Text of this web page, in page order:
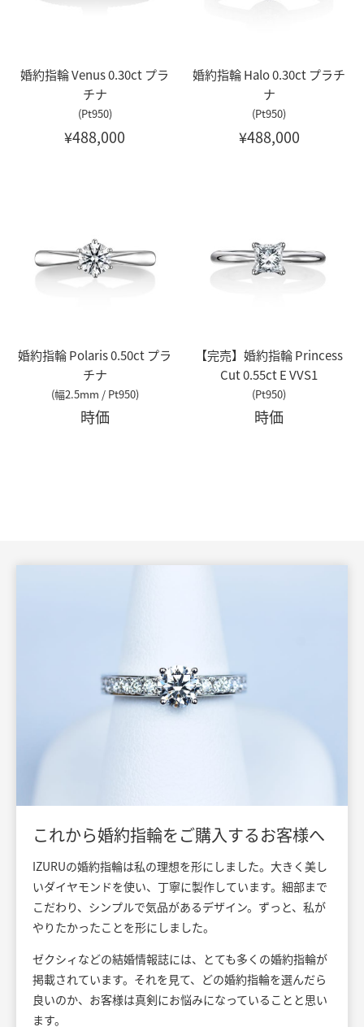
婚約指輪 Venus 0.30ct プラ
チナ
(Pt950)
¥488,000
婚約指輪 Halo 0.30ct プラチ
ナ
(Pt950)
¥488,000
婚約指輪 Polaris 0.50ct プラ
チナ
(幅2.5mm / Pt950)
時価
【完売】婚約指輪 Princess
Cut 0.55ct E VVS1
(Pt950)
時価
これから婚約指輪をご購入するお客様へ
IZURUの婚約指輪は私の理想を形にしました。大きく美し
いダイヤモンドを使い、丁寧に製作しています。細部まで
こだわり、シンプルで気品があるデザイン。ずっと、私が
やりたかったことを形にしました。
ゼクシィなどの結婚情報誌には、とても多くの婚約指輪が
掲載されています。それを見て、どの婚約指輪を選んだら
良いのか、お客様は真剣にお悩みになっていることと思い
ます。